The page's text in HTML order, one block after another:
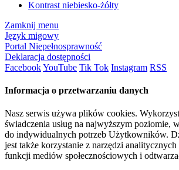
Kontrast niebiesko-żółty
Zamknij menu
Język migowy
Portal Niepełnosprawność
Deklaracja dostępności
FacebookYouTube Tik Tok Instagram RSS
Informacja o przetwarzaniu danych
Nasz serwis używa plików cookies.
świadczenia usług na najwyższym poziomie,
do indywidualnych potrzeb Użytkowników.
jest także korzystanie z narzędzi
funkcji mediów społecznościowych i